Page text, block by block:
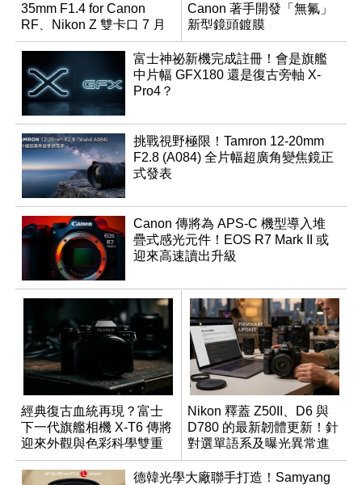
35mm F1.4 for Canon
RF、Nikon Z 雙卡口 7 月
同步登台
Canon 著手開發「無氟」
新型鏡頭鍍膜
富士神祕新機完成註冊！會是旗艦
中片幅 GFX180 還是復古旁軸 X-
Pro4？
挑戰視野極限！Tamron 12-20mm
F2.8 (A084) 全片幅超廣角變焦鏡正
式發表
Canon 傳將為 APS-C 機型導入堆
疊式感光元件！EOS R7 Mark II 或
迎來高速讀出升級
經典復古血統再現？富士
下一代旗艦相機 X-T6 傳將
迎來外觀與色彩科學雙重
優化
Nikon 釋蓋 Z50II、D6 與
D780 的最新韌體更新！針
對選單語系及曝光異常進
行修復
德韓光學大廠聯手打造！Samyang